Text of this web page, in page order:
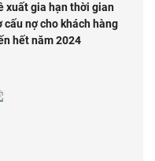
xuất gia hạn thời gian
cấu nợ cho khách hàng
hết năm 2024